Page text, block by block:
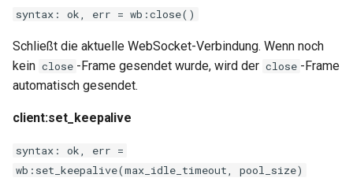
syntax: ok, err = wb:close()
Schließt die aktuelle WebSocket-Verbindung. Wenn noch
kein close -Frame gesendet wurde, wird der close -Frame
automatisch gesendet.
client:set_keepalive
syntax: ok, err =
wb:set_keepalive(max_idle_timeout, pool_size)